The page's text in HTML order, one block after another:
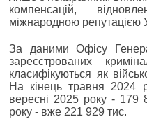
компенсацій,
міжнародною репутацією
За даними Офісу
зареєстрованих
класифікуються як
На кінець травня 2024
вересні 2025 року - 179
року - вже 221 929 тис.